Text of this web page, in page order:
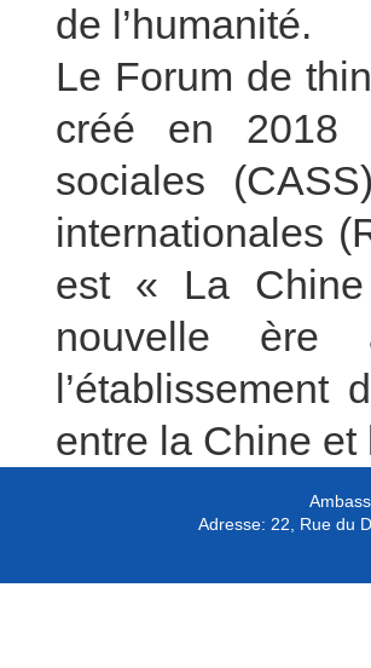
de l’humanité.
Le Forum de
créé en 2018
sociales
internationales
est « La
nouvelle
l’établissement
entre la Chine et
Adresse: 22, Rue du